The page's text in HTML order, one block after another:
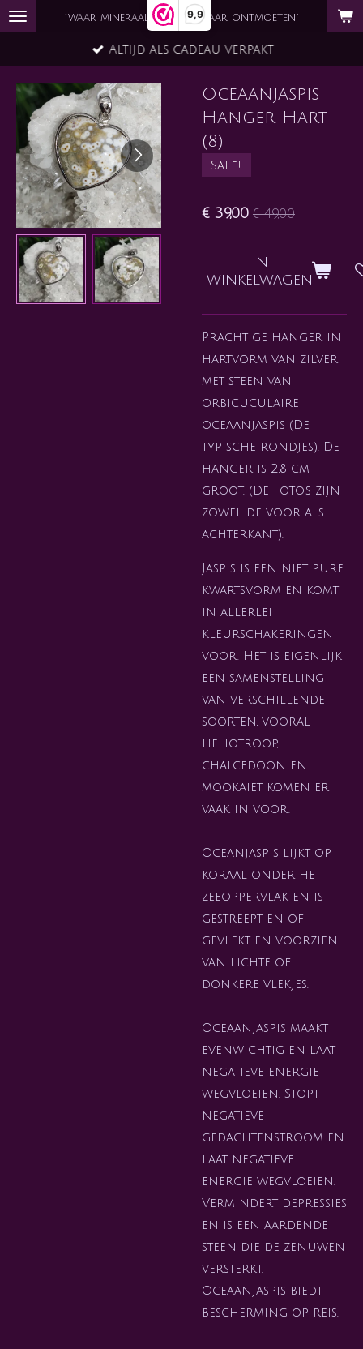
9,9
Ga
de
hoofdinhoud
`waar mineraal en ziel elkaar ontmoeten´
Altijd als cadeau verpakt
Oceaanjaspis
Hanger Hart
(8)
Sale!
€ 39,00 € 49,00
In
winkelwagen
Prachtige hanger in
hartvorm van zilver
met steen van
orbicuculaire
oceaanjaspis (De
typische rondjes). De
hanger is 2,8 cm
groot. (De Foto's zijn
zowel de voor als
achterkant).
Jaspis is een niet pure
kwartsvorm en komt
in allerlei
kleurschakeringen
voor. Het is eigenlijk
een samenstelling
van verschillende
soorten, vooral
heliotroop,
chalcedoon en
mookaïet komen er
vaak in voor.
Oceanjaspis lijkt op
koraal onder het
zeeoppervlak en is
gestreept en of
gevlekt en voorzien
van lichte of
donkere vlekjes.
Oceaanjaspis maakt
evenwichtig en laat
negatieve energie
wegvloeien. Stopt
negatieve
gedachtenstroom en
laat negatieve
energie wegvloeien.
Vermindert depressies
en is een aardende
steen die de zenuwen
versterkt.
Oceaanjaspis biedt
bescherming op reis.